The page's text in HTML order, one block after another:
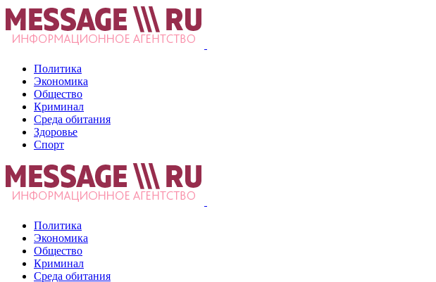
Политика
Экономика
Общество
Криминал
Среда обитания
Здоровье
Спорт
Политика
Экономика
Общество
Криминал
Среда обитания